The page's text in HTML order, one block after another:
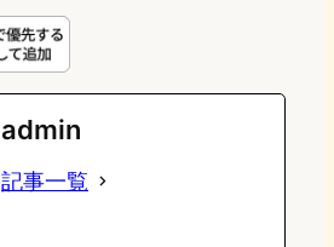
s
t
o
d
u
e
s
k
e
e
admin
記事一覧